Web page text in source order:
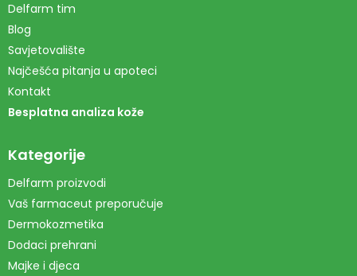
Delfarm tim
Blog
Savjetovalište
Najčešća pitanja u apoteci
Kontakt
Besplatna analiza kože
Kategorije
Delfarm proizvodi
Vaš farmaceut preporučuje
Dermokozmetika
Dodaci prehrani
Majke i djeca